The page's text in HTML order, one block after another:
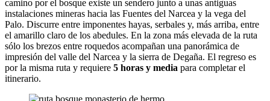
camino por el bosque existe un sendero junto a unas antiguas
instalaciones mineras hacia las Fuentes del Narcea y la vega del
Palo. Discurre entre imponentes hayas, serbales y, más arriba, entre
el amarillo claro de los abedules. En la zona más elevada de la ruta
sólo los brezos entre roquedos acompañan una panorámica de
impresión del valle del Narcea y la sierra de Degaña. El regreso es
por la misma ruta y requiere 5 horas y media para completar el
itinerario.